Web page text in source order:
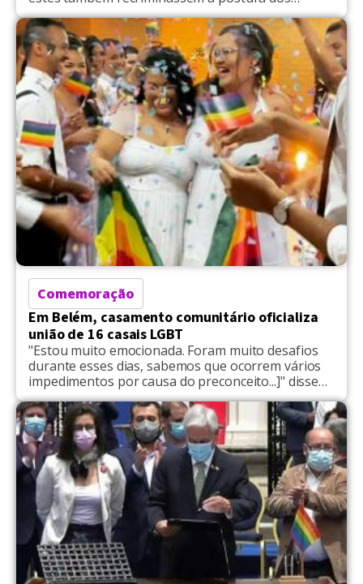
jornalistas...]" diz o MPMT
Comemoração
Em Belém, casamento comunitário oficializa
união de 16 casais LGBT
"Estou muito emocionada. Foram muito desafios
durante esses dias, sabemos que ocorrem vários
impedimentos por causa do preconceito...]" disse
Jane Gama